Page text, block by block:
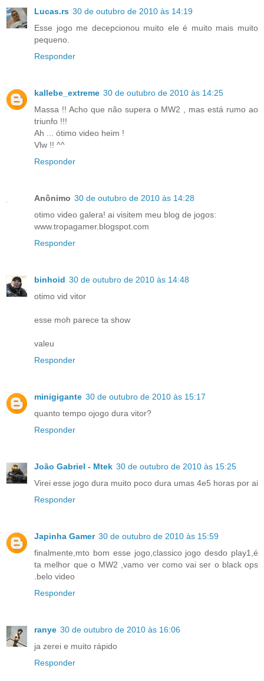
Lucas.rs 30 de outubro de 2010 às 14:19
Esse jogo me decepcionou muito ele é muito mais muito
pequeno.
Responder
kallebe_extreme 30 de outubro de 2010 às 14:25
Massa !! Acho que não supera o MW2 , mas está rumo ao
triunfo !!!
Ah ... ótimo video heim !
Vlw !! ^^
Responder
Anônimo 30 de outubro de 2010 às 14:28
otimo video galera! ai visitem meu blog de jogos:
www.tropagamer.blogspot.com
Responder
binhoid 30 de outubro de 2010 às 14:48
otimo vid vitor
esse moh parece ta show
valeu
Responder
minigigante 30 de outubro de 2010 às 15:17
quanto tempo ojogo dura vitor?
Responder
João Gabriel - Mtek 30 de outubro de 2010 às 15:25
Virei esse jogo dura muito poco dura umas 4e5 horas por ai
Responder
Japinha Gamer 30 de outubro de 2010 às 15:59
finalmente,mto bom esse jogo,classico jogo desdo play1,é
ta melhor que o MW2 ,vamo ver como vai ser o black ops
.belo video
Responder
ranye 30 de outubro de 2010 às 16:06
ja zerei e muito rápido
Responder